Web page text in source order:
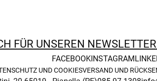
FÜR UNSEREN
FACEBOOKINSTAGRAM
UND COOKIESVERSAND UND